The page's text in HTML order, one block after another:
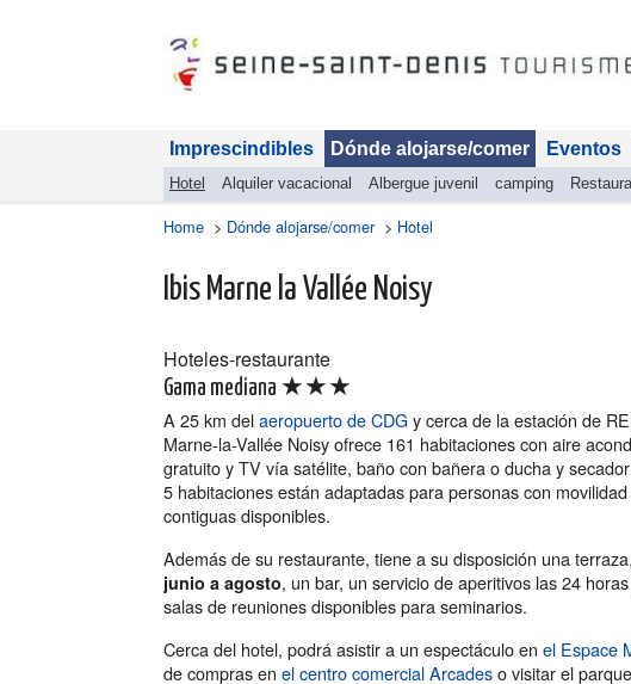
Imprescindibles Dónde alojarse/comer
Hotel Alquiler vacacional Albergue juvenil camping
Eventos
Home > Dónde alojarse/comer> Hotel
Ibis Marne la Vallée Noisy
Hoteles-restaurante
Gama mediana ★★★
A 25 km delaeropuerto de CDGy cerca de la estación de
Marne-la-Vallée Noisy ofrece 161 habitaciones con aire
gratuito y TV vía satélite, baño con bañera o ducha y
5 habitaciones están adaptadas para personas con
contiguas disponibles.
Además de su restaurante, tiene a su disposición una
junio a agosto, un bar, un servicio de aperitivos las 24
salas de reuniones disponibles para seminarios.
Cerca del hotel, podrá asistir a un espectáculo en el Espace
de compras en el centro comercial Arcadeso visitar el